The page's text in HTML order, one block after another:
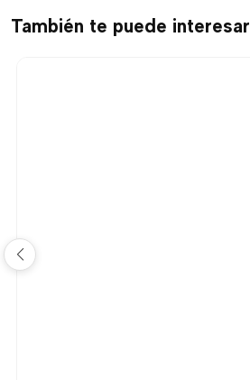
También te puede interesar